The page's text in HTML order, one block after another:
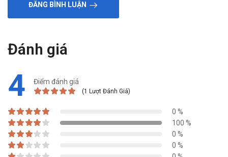
ĐĂNG BÌNH LUẬN
Đánh giá
4 Điểm đánh giá
(1 Lượt Đánh Giá)
0 %
100 %
0 %
0 %